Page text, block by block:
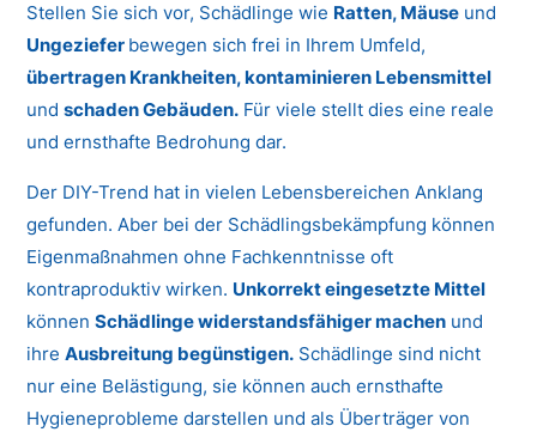
Stellen Sie sich vor, Schädlinge wie Ratten, Mäuse und
Ungeziefer bewegen sich frei in Ihrem Umfeld,
übertragen Krankheiten, kontaminieren Lebensmittel
undschaden Gebäuden. Für viele stellt dies eine reale
und ernsthafte Bedrohung dar.
Der DIY-Trend hat in vielen Lebensbereichen Anklang
gefunden. Aber bei der Schädlingsbekämpfung können
Eigenmaßnahmen ohne Fachkenntnisse oft
kontraproduktiv wirken. Unkorrekt eingesetzte Mittel
könnenSchädlinge widerstandsfähiger machen und
ihreAusbreitung begünstigen. Schädlinge sind nicht
nur eine Belästigung, sie können auch ernsthafte
Hygieneprobleme darstellen und als Überträger von